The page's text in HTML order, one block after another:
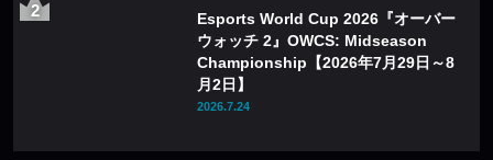
Esports World Cup 2026『オーバー
ウォッチ 2』OWCS: Midseason
Championship【2026年7月29日～8
月2日】
2026.7.24